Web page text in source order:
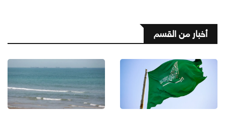
أخبار من القسم